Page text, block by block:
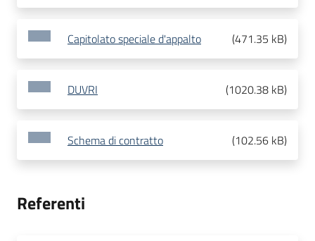
Capitolato speciale d'appalto (471.35 kB)
DUVRI (1020.38 kB)
Schema di contratto (102.56 kB)
Referenti